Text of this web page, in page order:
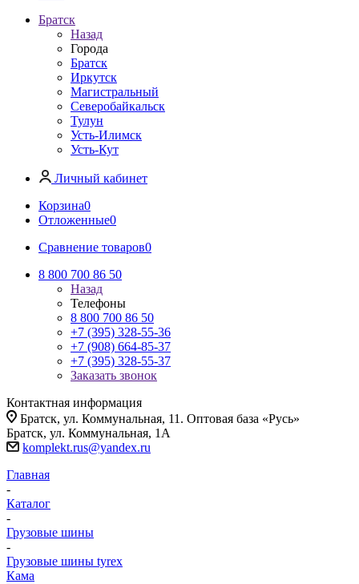
Братск
Назад
Города
Братск
Иркутск
Магистральный
Северобайкальск
Тулун
Усть-Илимск
Усть-Кут
Личный кабинет
Корзина0
Отложенные0
Сравнение товаров0
8 800 700 86 50
Назад
Телефоны
8 800 700 86 50
+7 (395) 328-55-36
+7 (908) 664-85-37
+7 (395) 328-55-37
Заказать звонок
Контактная информация
Братск, ул. Коммунальная, 11. Оптовая база «Русь»
Братск, ул. Коммунальная, 1А
komplekt.rus@yandex.ru
Главная
-
Каталог
-
Грузовые шины
-
Грузовые шины tyrex
Кама